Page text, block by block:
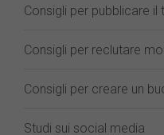
Consigli per pubblicare il
Consigli per reclutare
Consigli per creare un
Studi sui social media